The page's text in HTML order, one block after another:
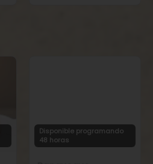
Disponible programando
48 horas